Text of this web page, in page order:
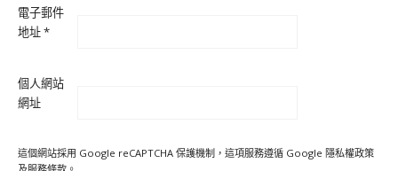
電子郵件
地址*
個人網站
網址
這個網站採用 Google reCAPTCHA 保護機制，這項服務遵循 Google 隱私權政策